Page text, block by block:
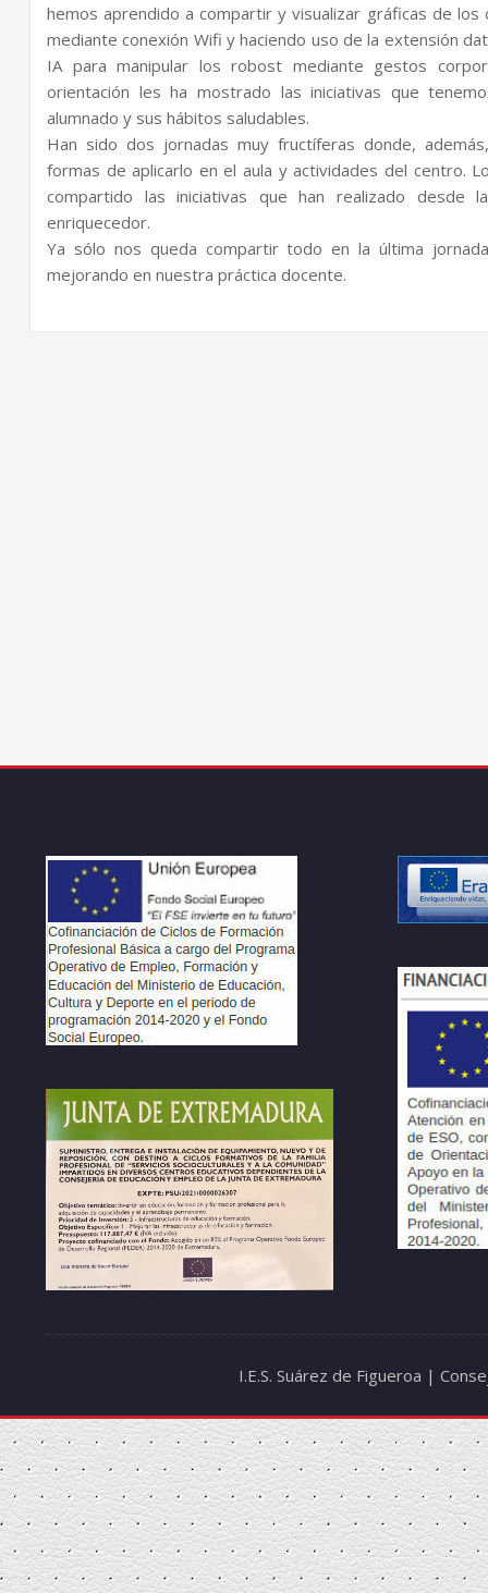
hemos aprendido a compartir y visualizar gráficas de
mediante conexión Wifi y haciendo uso de la extensión
IA para manipular los robost mediante gestos
orientación les ha mostrado las iniciativas que
alumnado y sus hábitos saludables.
Han sido dos jornadas muy fructíferas donde,
formas de aplicarlo en el aula y actividades del centro.
compartido las iniciativas que han realizado desde
enriquecedor.
Ya sólo nos queda compartir todo en la última
mejorando en nuestra práctica docente.
I.E.S. Suárez de Figueroa |